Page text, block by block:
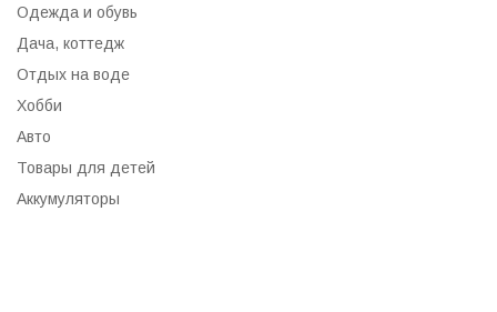
Одежда и обувь
Дача, коттедж
Отдых на воде
Хобби
Авто
Товары для детей
Аккумуляторы